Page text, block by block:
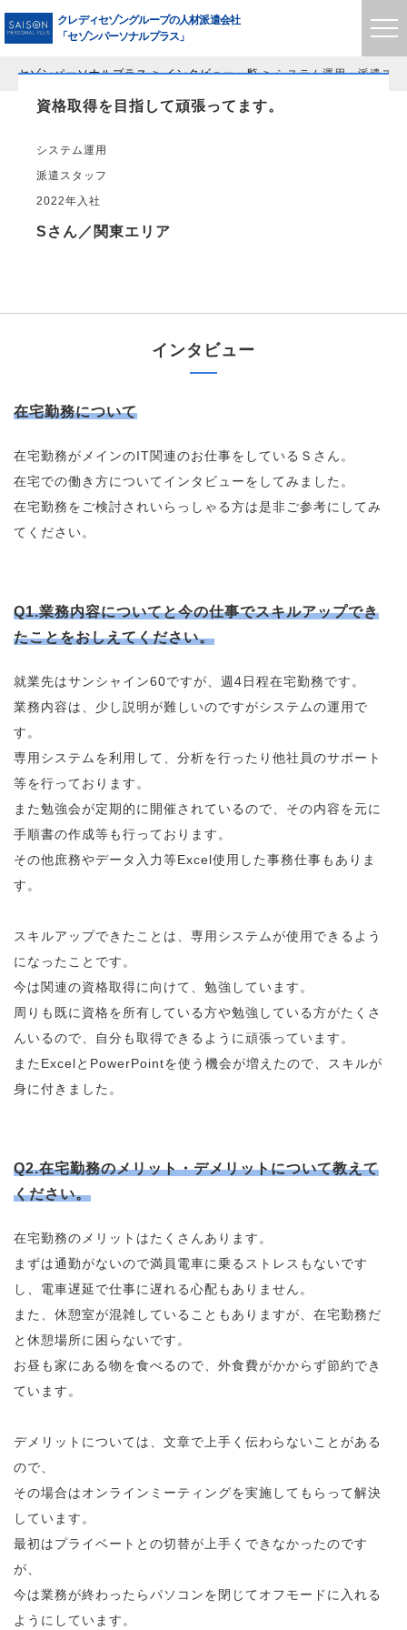
クレディセゾングループの人材派遣会社
「セゾンパーソナルプラス」
セゾンパーソナルプラス インタビュー一覧 システム運用・派遣ス
資格取得を目指して頑張ってます。
システム運用
派遣スタッフ
2022年入社
Sさん／関東エリア
インタビュー
在宅勤務について
在宅勤務がメインのIT関連のお仕事をしているＳさん。
在宅での働き方についてインタビューをしてみました。
在宅勤務をご検討されいらっしゃる方は是非ご参考にしてみ
てください。
Q1.業務内容についてと今の仕事でスキルアップでき
たことをおしえてください。
就業先はサンシャイン60ですが、週4日程在宅勤務です。
業務内容は、少し説明が難しいのですがシステムの運用で
す。
専用システムを利用して、分析を行ったり他社員のサポート
等を行っております。
また勉強会が定期的に開催されているので、その内容を元に
手順書の作成等も行っております。
その他庶務やデータ入力等Excel使用した事務仕事もありま
す。
スキルアップできたことは、専用システムが使用できるよう
になったことです。
今は関連の資格取得に向けて、勉強しています。
周りも既に資格を所有している方や勉強している方がたくさ
んいるので、自分も取得できるように頑張っています。
またExcelとPowerPointを使う機会が増えたので、スキルが
身に付きました。
Q2.在宅勤務のメリット・デメリットについて教えて
ください。
在宅勤務のメリットはたくさんあります。
まずは通勤がないので満員電車に乗るストレスもないです
し、電車遅延で仕事に遅れる心配もありません。
また、休憩室が混雑していることもありますが、在宅勤務だ
と休憩場所に困らないです。
お昼も家にある物を食べるので、外食費がかからず節約でき
ています。
デメリットについては、文章で上手く伝わらないことがある
ので、
その場合はオンラインミーティングを実施してもらって解決
しています。
最初はプライベートとの切替が上手くできなかったのです
が、
今は業務が終わったらパソコンを閉じてオフモードに入れる
ようにしています。